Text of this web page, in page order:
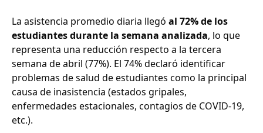
La asistencia promedio diaria llegó al 72% de los
estudiantes durante la semana analizada, lo que
representa una reducción respecto a la tercera
semana de abril (77%). El 74% declaró identificar
problemas de salud de estudiantes como la principal
causa de inasistencia (estados gripales,
enfermedades estacionales, contagios de COVID-19,
etc.).